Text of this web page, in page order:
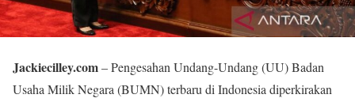
Jackiecilley.com– Pengesahan Undang-Undang (UU) Badan
Usaha Milik Negara (BUMN) terbaru di Indonesia diperkirakan